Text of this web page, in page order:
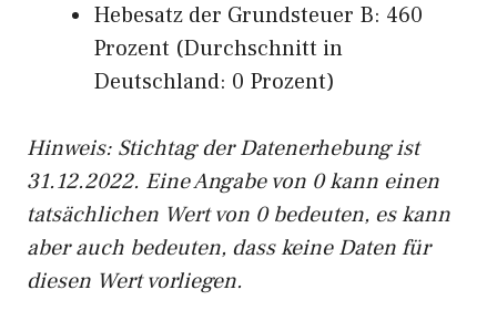
Hebesatz der Grundsteuer B: 460
Prozent (Durchschnitt in
Deutschland: 0 Prozent)
Hinweis: Stichtag der Datenerhebung ist
31.12.2022. Eine Angabe von 0 kann einen
tatsächlichen Wert von 0 bedeuten, es kann
aber auch bedeuten, dass keine Daten für
diesen Wert vorliegen.